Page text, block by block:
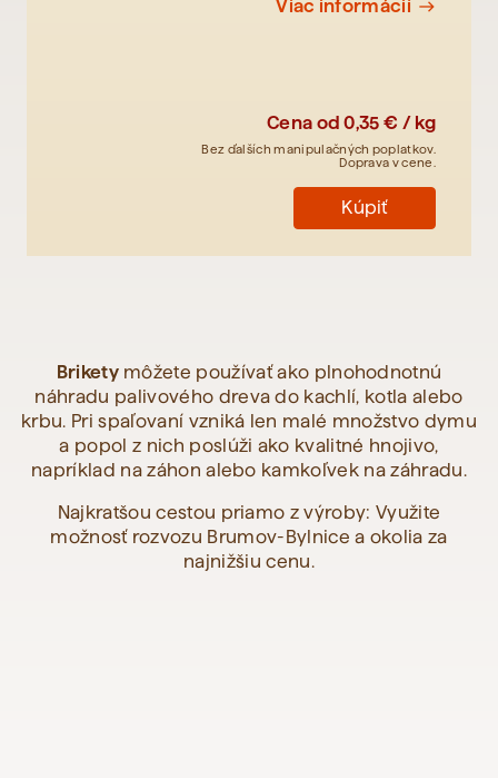
Viac informácií east
Cena od0,35 € / kg
Bez ďalších manipulačných poplatkov.
Doprava v cene.
Kúpiť
Briketymôžete používať ako plnohodnotnú
náhradu palivového dreva do kachlí, kotla alebo
krbu. Pri spaľovaní vzniká len malé množstvo dymu
a popol z nich poslúži ako kvalitné hnojivo,
napríklad na záhon alebo kamkoľvek na záhradu.
Najkratšou cestou priamo z výroby: Využite
možnosť rozvozu Brumov-Bylnice a okolia za
najnižšiu cenu.